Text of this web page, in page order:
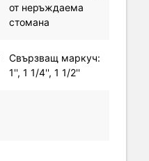
от неръждаема
стомана
Свързващ маркуч:
1'', 1 1/4'', 1 1/2''